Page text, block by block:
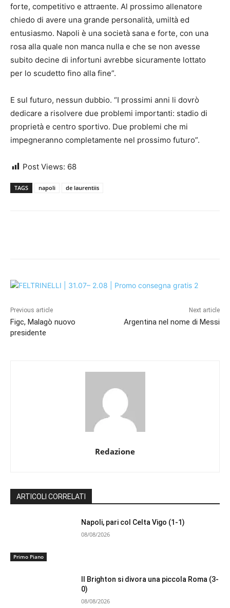
forte, competitivo e attraente. Al prossimo allenatore
chiedo di avere una grande personalità, umiltà ed
entusiasmo. Napoli è una società sana e forte, con una
rosa alla quale non manca nulla e che se non avesse
subito decine di infortuni avrebbe sicuramente lottato
per lo scudetto fino alla fine”.
E sul futuro, nessun dubbio. “I prossimi anni li dovrò
dedicare a risolvere due problemi importanti: stadio di
proprietà e centro sportivo. Due problemi che mi
impegneranno completamente nel prossimo futuro”.
Post Views: 68
TAGS napoli de laurentiis
Previous article
Figc, Malagò nuovo
presidente
Next article
Argentina nel nome di Messi
Redazione
ARTICOLI CORRELATI
Primo Piano
Napoli, pari col Celta Vigo (1-1)
08/08/2026
Il Brighton si divora una piccola Roma (3-
0)
08/08/2026